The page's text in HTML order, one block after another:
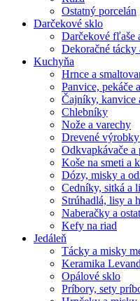
Ostatný porcelán
Darčekové sklo
Darčekové fľaše
Dekoračné tácky
Kuchyňa
Hrnce a
Panvice, pekáče
Čajníky, kanvice
Chlebníky
Nože a varechy
Drevené
Odkvapkávače
Koše na smeti a
Dózy, misky a
Cedníky, sitká a
Strúhadlá, lisy a
Naberačky a
Kefy na riad
Jedáleň
Tácky a misky
Keramika
Opálové sklo
Príbory, sety